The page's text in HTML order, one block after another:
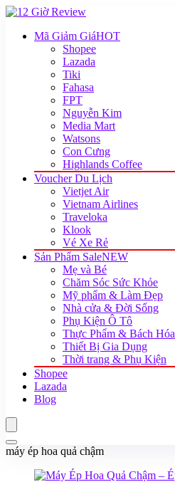
Mã Giảm GiáHOT
Shopee
Lazada
Tiki
Fahasa
FPT
Nguyễn Kim
Media Mart
Watsons
Con Cưng
Highlands Coffee
Voucher Du Lịch
Vietjet Air
Vietnam Airlines
Traveloka
Klook
Vé Xe Rẻ
Sản Phẩm SaleNEW
Mẹ và Bé
Chăm Sóc Sức Khỏe
Mỹ phẩm & Làm Đẹp
Nhà cửa & Đời Sống
Phụ Kiện Ô Tô
Thực Phẩm & Bách Hóa
Thiết Bị Gia Dụng
Thời trang & Phụ Kiện
Shopee
Lazada
Blog
máy ép hoa quả chậm